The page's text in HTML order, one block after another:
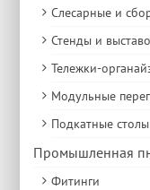
Слесарные и
Стенды и
Тележки-
Модульные
Подкатные столы
Промышленная
Фитинги